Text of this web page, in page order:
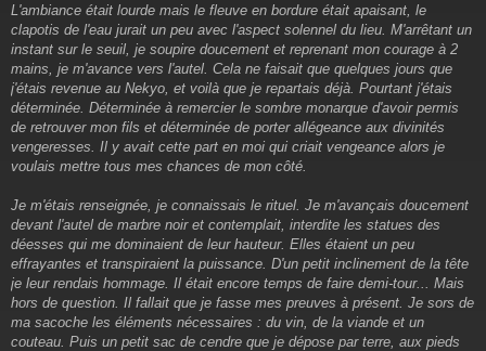
L'ambiance était lourde mais le fleuve en bordure était apaisant, le
clapotis de l'eau jurait un peu avec l'aspect solennel du lieu. M'arrêtant un
instant sur le seuil, je soupire doucement et reprenant mon courage à 2
mains, je m'avance vers l'autel. Cela ne faisait que quelques jours que
j'étais revenue au Nekyo, et voilà que je repartais déjà. Pourtant j'étais
déterminée. Déterminée à remercier le sombre monarque d'avoir permis
de retrouver mon fils et déterminée de porter allégeance aux divinités
vengeresses. Il y avait cette part en moi qui criait vengeance alors je
voulais mettre tous mes chances de mon côté.
Je m'étais renseignée, je connaissais le rituel. Je m'avançais doucement
devant l'autel de marbre noir et contemplait, interdite les statues des
déesses qui me dominaient de leur hauteur. Elles étaient un peu
effrayantes et transpiraient la puissance. D'un petit inclinement de la tête
je leur rendais hommage. Il était encore temps de faire demi-tour... Mais
hors de question. Il fallait que je fasse mes preuves à présent. Je sors de
ma sacoche les éléments nécessaires : du vin, de la viande et un
couteau. Puis un petit sac de cendre que je dépose par terre, aux pieds